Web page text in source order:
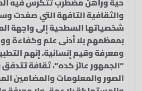
والثقافية التافهة التي صعّدت
شخصياتها السطحية إلى واجهة
بمعظمهم بلا أدنى علم وكفاءة
ومعرفة وقيم إنسانية. إنهم
“الجمهور عائز كده”، ثقافة
الصور والمعلومات والمضامين